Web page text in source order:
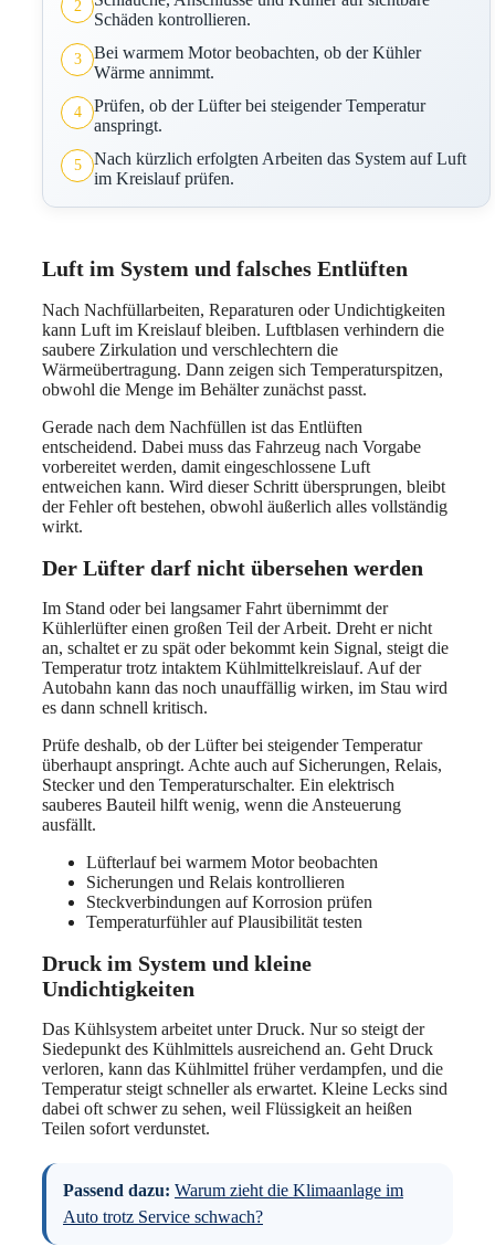
2
Schäden kontrollieren.
3
Bei warmem Motor beobachten, ob der Kühler
Wärme annimmt.
4
Prüfen, ob der Lüfter bei steigender Temperatur
anspringt.
5
Nach kürzlich erfolgten Arbeiten das System auf Luft
im Kreislauf prüfen.
Luft im System und falsches Entlüften
Nach Nachfüllarbeiten, Reparaturen oder Undichtigkeiten
kann Luft im Kreislauf bleiben. Luftblasen verhindern die
saubere Zirkulation und verschlechtern die
Wärmeübertragung. Dann zeigen sich Temperaturspitzen,
obwohl die Menge im Behälter zunächst passt.
Gerade nach dem Nachfüllen ist das Entlüften
entscheidend. Dabei muss das Fahrzeug nach Vorgabe
vorbereitet werden, damit eingeschlossene Luft
entweichen kann. Wird dieser Schritt übersprungen, bleibt
der Fehler oft bestehen, obwohl äußerlich alles vollständig
wirkt.
Der Lüfter darf nicht übersehen werden
Im Stand oder bei langsamer Fahrt übernimmt der
Kühlerlüfter einen großen Teil der Arbeit. Dreht er nicht
an, schaltet er zu spät oder bekommt kein Signal, steigt die
Temperatur trotz intaktem Kühlmittelkreislauf. Auf der
Autobahn kann das noch unauffällig wirken, im Stau wird
es dann schnell kritisch.
Prüfe deshalb, ob der Lüfter bei steigender Temperatur
überhaupt anspringt. Achte auch auf Sicherungen, Relais,
Stecker und den Temperaturschalter. Ein elektrisch
sauberes Bauteil hilft wenig, wenn die Ansteuerung
ausfällt.
Lüfterlauf bei warmem Motor beobachten
Sicherungen und Relais kontrollieren
Steckverbindungen auf Korrosion prüfen
Temperaturfühler auf Plausibilität testen
Druck im System und kleine
Undichtigkeiten
Das Kühlsystem arbeitet unter Druck. Nur so steigt der
Siedepunkt des Kühlmittels ausreichend an. Geht Druck
verloren, kann das Kühlmittel früher verdampfen, und die
Temperatur steigt schneller als erwartet. Kleine Lecks sind
dabei oft schwer zu sehen, weil Flüssigkeit an heißen
Teilen sofort verdunstet.
Passend dazu: Warum zieht die Klimaanlage im
Auto trotz Service schwach?